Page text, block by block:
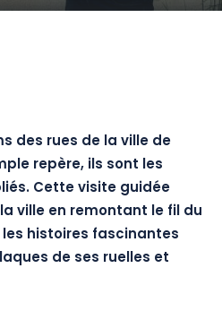
des rues de la ville de
repère, ils sont les
Cette visite guidée
ville en remontant le fil du
histoires fascinantes
de ses ruelles et